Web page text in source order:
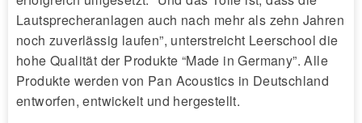
Lautsprecheranlagen auch nach mehr als zehn Jahren
noch zuverlässig laufen”, unterstreicht Leerschool die
hohe Qualität der Produkte “Made in Germany”. Alle
Produkte werden von Pan Acoustics in Deutschland
entworfen, entwickelt und hergestellt.